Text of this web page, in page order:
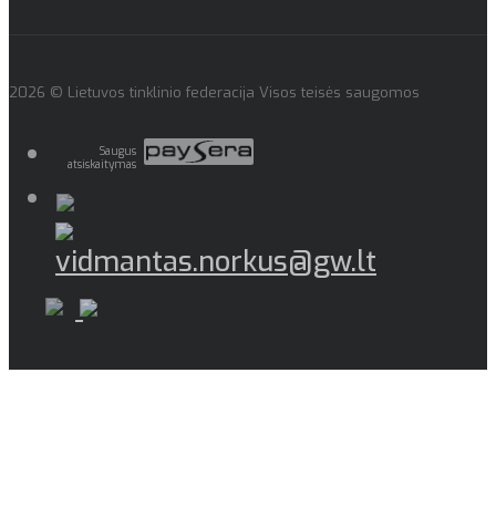
2026 © Lietuvos tinklinio federacija Visos teisės saugomos
Saugus
atsiskaitymas